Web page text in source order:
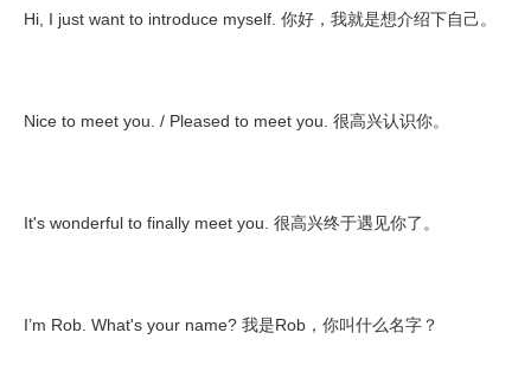
Hi, I just want to introduce myself. 你好，我就是想介绍下自己。
Nice to meet you. / Pleased to meet you. 很高兴认识你。
It's wonderful to finally meet you. 很高兴终于遇见你了。
I’m Rob. What's your name? 我是Rob，你叫什么名字？